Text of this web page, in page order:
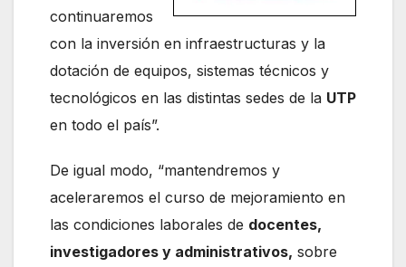
continuaremos
con la inversión en infraestructuras y la
dotación de equipos, sistemas técnicos y
tecnológicos en las distintas sedes de la UTP
en todo el país”.
De igual modo, “mantendremos y
aceleraremos el curso de mejoramiento en
las condiciones laborales de docentes,
investigadores y administrativos, sobre